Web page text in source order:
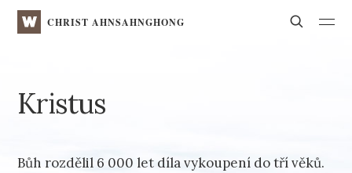
WATVCHRIST AHNSAHNGHONG Search
Kristus
Bůh rozdělil 6 000 let díla vykoupení do tří věků.